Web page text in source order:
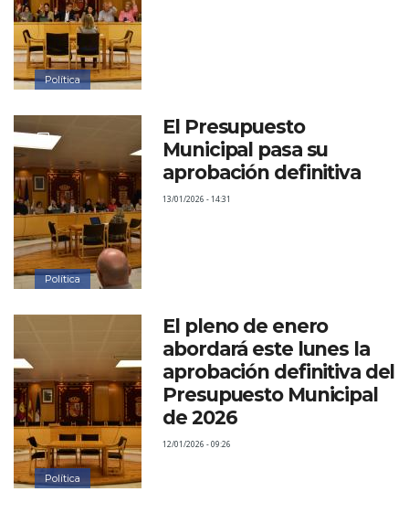
Política
Política
El Presupuesto
Municipal pasa su
aprobación definitiva
13/01/2026 - 14:31
Política
El pleno de enero
abordará este lunes la
aprobación definitiva del
Presupuesto Municipal
de 2026
12/01/2026 - 09:26